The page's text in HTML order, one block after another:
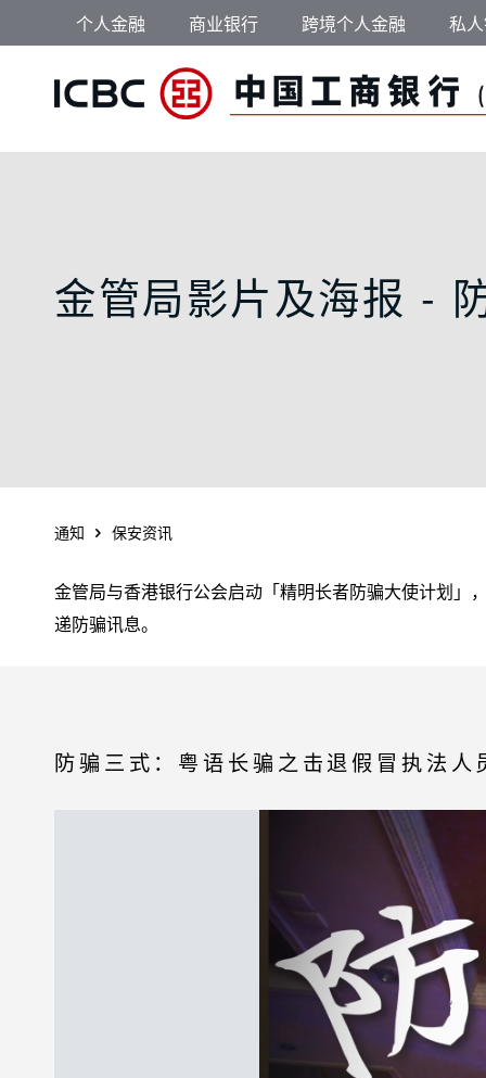
跳转到主要内容
个人金融 商业银行 跨境个人金融 私
金管局影片及海报 -
通知 保安资讯
金管局与香港银行公会启动「精明长者防骗大使计划
递防骗讯息。
防骗三式：粤语长骗之击退假冒执法人